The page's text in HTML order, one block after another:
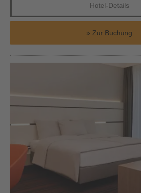
Hotel-Details
Zur Buchung